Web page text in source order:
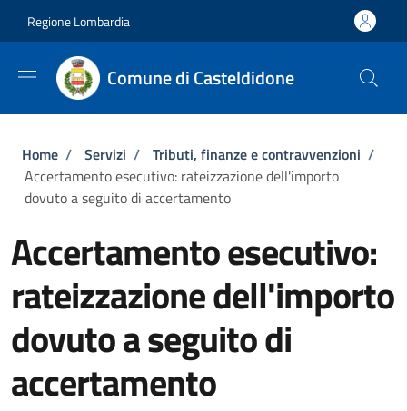
Regione Lombardia
Comune di Casteldidone
Briciole di pane
Home / Servizi / Tributi, finanze e contravvenzioni /
Accertamento esecutivo: rateizzazione dell'importo
dovuto a seguito di accertamento
Accertamento esecutivo:
rateizzazione dell'importo
dovuto a seguito di
accertamento